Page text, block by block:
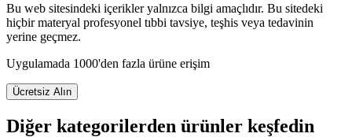
Bu web sitesindeki içerikler yalnızca bilgi amaçlıdır. Bu sitedeki
hiçbir materyal profesyonel tıbbi tavsiye, teşhis veya tedavinin
yerine geçmez.
Uygulamada 1000'den fazla ürüne erişim
Ücretsiz Alın
Diğer kategorilerden ürünler keşfedin